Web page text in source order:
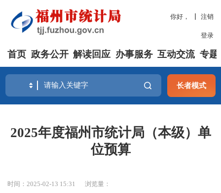
你好， 注销
登录
首页 政务公开 解读回应 办事服务 互动交流 专题
长者模式
2025年度福州市统计局（本级）单
位预算
时间：2025-02-13 15:31 浏览量：